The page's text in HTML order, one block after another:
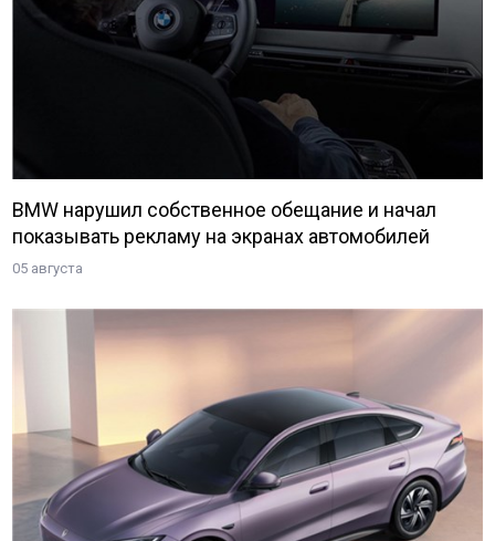
BMW нарушил собственное обещание и начал
показывать рекламу на экранах автомобилей
05 августа